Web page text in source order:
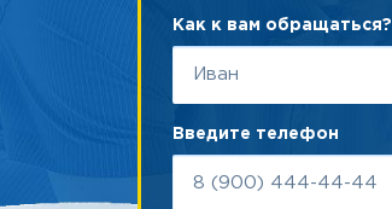
Как к вам обращаться?
Введите телефон